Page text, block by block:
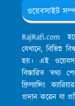
ওয়েবসাইট
RajRafi.com
যেখানে, বিভিন্ন
হয়। এই
বিস্তারিত তথ্য
ফ্রিল্যান্সিং
প্রদান করেন যা